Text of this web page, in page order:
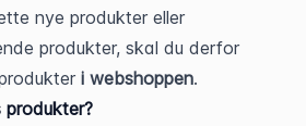
nye produkter eller
produkter, skal du derfor
i webshoppen.